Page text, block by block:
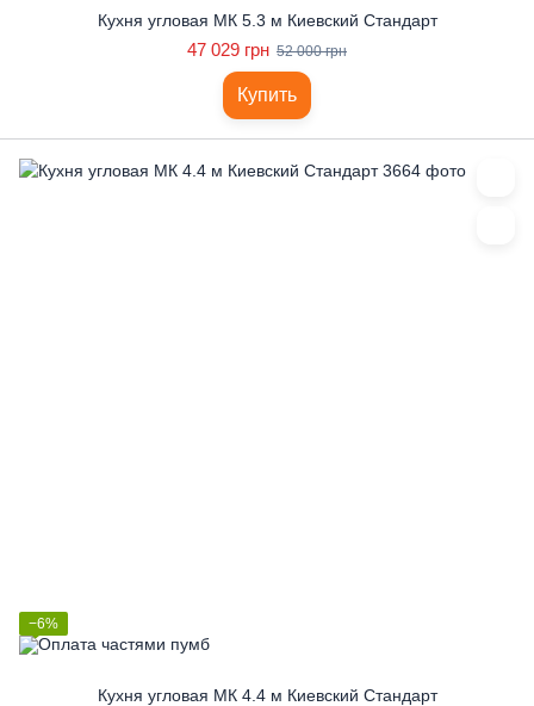
Кухня угловая МК 5.3 м Киевский Стандарт
47 029 грн 52 000 грн
Купить
−6%
Кухня угловая МК 4.4 м Киевский Стандарт